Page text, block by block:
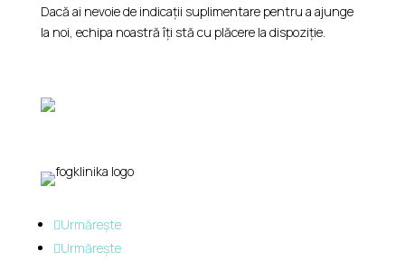
Dacă ai nevoie de indicații suplimentare pentru a ajunge
la noi, echipa noastră îți stă cu plăcere la dispoziție.
Urmărește
Urmărește